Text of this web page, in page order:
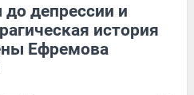
депрессии и
история
Ефремова